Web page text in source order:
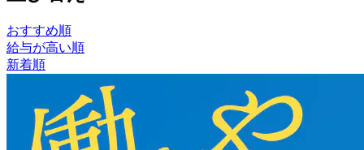
おすすめ順
給与が高い順
新着順